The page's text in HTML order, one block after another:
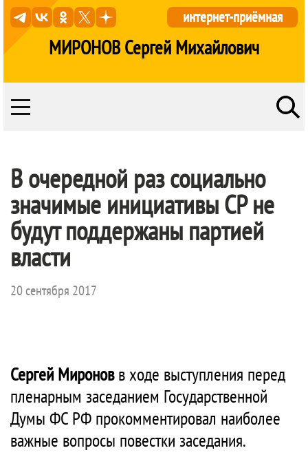
МИРОНОВ Сергей Михайлович
интернет-приёмная
В очередной раз социально
значимые инициативы СР не
будут поддержаны партией
власти
20 сентября 2017
Сергей Мироновв ходе выступления перед
пленарным заседанием Государственной
Думы ФС РФ прокомментировал наиболее
важные вопросы повестки заседания.